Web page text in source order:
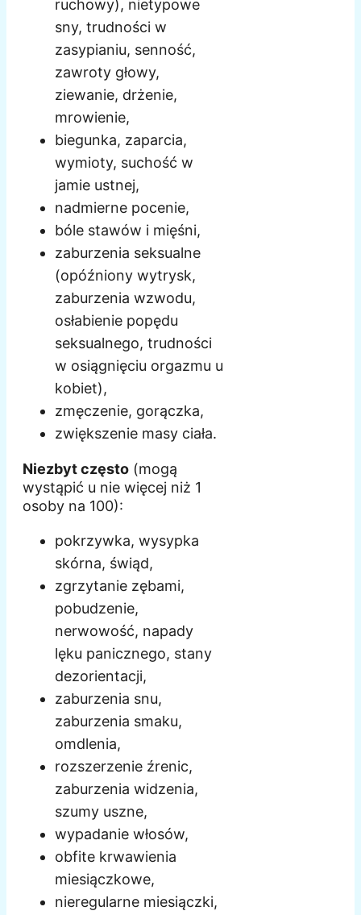
ruchowy), nietypowe
sny, trudności w
zasypianiu, senność,
zawroty głowy,
ziewanie, drżenie,
mrowienie,
biegunka, zaparcia,
wymioty, suchość w
jamie ustnej,
nadmierne pocenie,
bóle stawów i mięśni,
zaburzenia seksualne
(opóźniony wytrysk,
zaburzenia wzwodu,
osłabienie popędu
seksualnego, trudności
w osiągnięciu orgazmu u
kobiet),
zmęczenie, gorączka,
zwiększenie masy ciała.
Niezbyt często (mogą
wystąpić u nie więcej niż 1
osoby na 100):
pokrzywka, wysypka
skórna, świąd,
zgrzytanie zębami,
pobudzenie,
nerwowość, napady
lęku panicznego, stany
dezorientacji,
zaburzenia snu,
zaburzenia smaku,
omdlenia,
rozszerzenie źrenic,
zaburzenia widzenia,
szumy uszne,
wypadanie włosów,
obfite krwawienia
miesiączkowe,
nieregularne miesiączki,